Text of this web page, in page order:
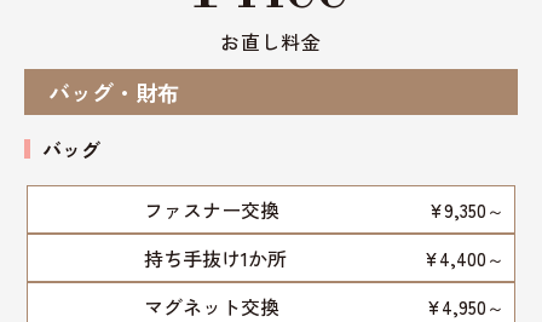
お直し料金
バッグ・財布
バッグ
ファスナー交換 ¥9,350～
持ち手抜け1か所 ¥4,400～
マグネット交換 ¥4,950～